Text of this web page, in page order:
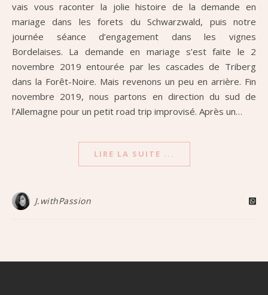
vais vous raconter la jolie histoire de la demande en
mariage dans les forets du Schwarzwald, puis notre
journée séance d’engagement dans les vignes
Bordelaises. La demande en mariage s’est faite le 2
novembre 2019 entourée par les cascades de Triberg
dans la Forêt-Noire. Mais revenons un peu en arrière. Fin
novembre 2019, nous partons en direction du sud de
l’Allemagne pour un petit road trip improvisé. Après un…
LIRE LA SUITE ...
J.withPassion